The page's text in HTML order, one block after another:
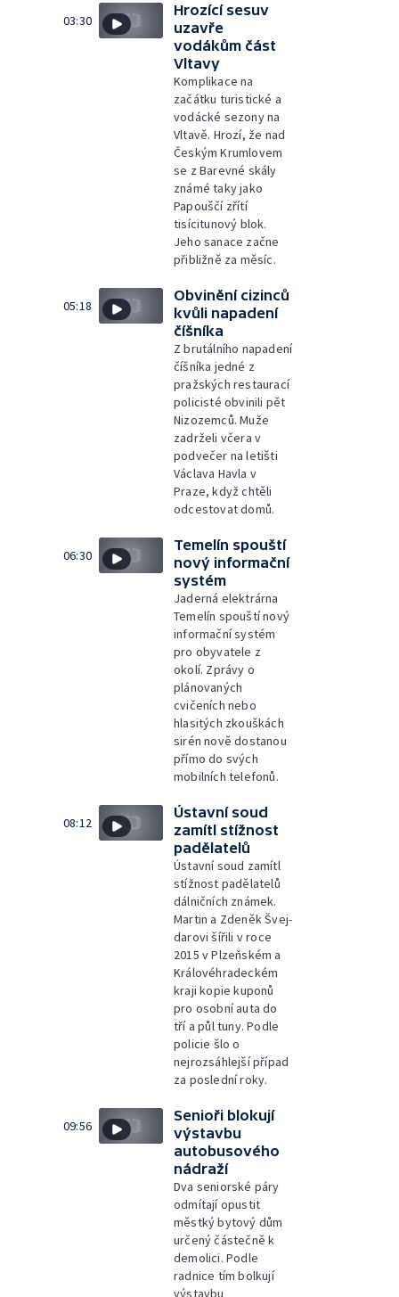
03:30
Hrozící sesuv
uzavře
vodákům část
Vltavy
Komplikace na
začátku turistické a
vodácké sezony na
Vltavě. Hrozí, že nad
Českým Krumlovem
se z Barevné skály
známé taky jako
Papouščí zřítí
tisícitunový blok.
Jeho sanace začne
přibližně za měsíc.
05:18
Obvinění cizinců
kvůli napadení
číšníka
Z brutálního napadení
číšníka jedné z
pražských restaurací
policisté obvinili pět
Nizozemců. Muže
zadrželi včera v
podvečer na letišti
Václava Havla v
Praze, když chtěli
odcestovat domů.
06:30
Temelín spouští
nový informační
systém
Jaderná elektrárna
Temelín spouští nový
informační systém
pro obyvatele z
okolí. Zprávy o
plánovaných
cvičeních nebo
hlasitých zkouškách
sirén nově dostanou
přímo do svých
mobilních telefonů.
08:12
Ústavní soud
zamítl stížnost
padělatelů
Ústavní soud zamítl
stížnost padělatelů
dálničních známek.
Martin a Zdeněk Švej-
darovi šířili v roce
2015 v Plzeňském a
Královéhradeckém
kraji kopie kuponů
pro osobní auta do
tří a půl tuny. Podle
policie šlo o
nejrozsáhlejší případ
za poslední roky.
09:56
Senioři blokují
výstavbu
autobusového
nádraží
Dva seniorské páry
odmítají opustit
městký bytový dům
určený částečně k
demolici. Podle
radnice tím bolkují
výstavbu